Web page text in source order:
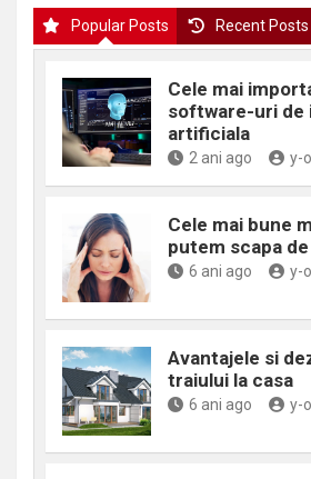
Popular Posts Recent Posts
Cele mai
software-uri de
artificiala
2 ani ago y-
Cele mai bune
putem scapa
6 ani ago y-
Avantajele si
traiului la casa
6 ani ago y-